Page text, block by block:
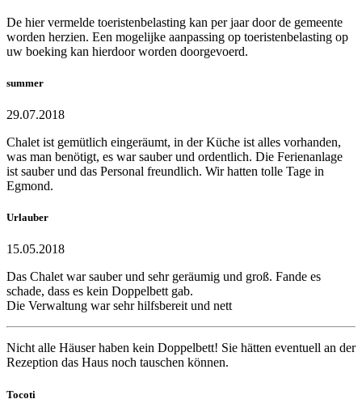
De hier vermelde toeristenbelasting kan per jaar door de gemeente
worden herzien. Een mogelijke aanpassing op toeristenbelasting op
uw boeking kan hierdoor worden doorgevoerd.
summer
29.07.2018
Chalet ist gemütlich eingeräumt, in der Küche ist alles vorhanden,
was man benötigt, es war sauber und ordentlich. Die Ferienanlage
ist sauber und das Personal freundlich. Wir hatten tolle Tage in
Egmond.
Urlauber
15.05.2018
Das Chalet war sauber und sehr geräumig und groß. Fande es
schade, dass es kein Doppelbett gab.
Die Verwaltung war sehr hilfsbereit und nett
Nicht alle Häuser haben kein Doppelbett! Sie hätten eventuell an der
Rezeption das Haus noch tauschen können.
Tocoti